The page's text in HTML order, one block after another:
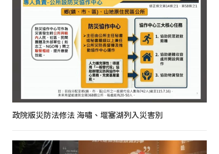
政院版災防法修法 海嘯、堰塞湖列入災害別